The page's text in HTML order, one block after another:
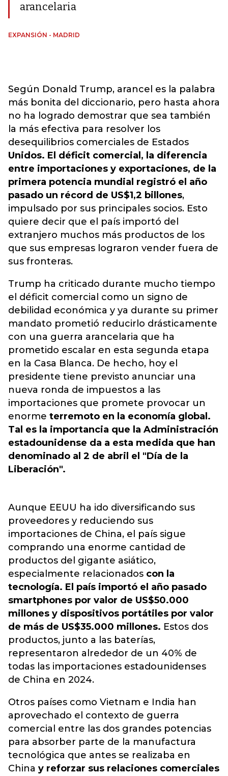
arancelaria
EXPANSIÓN - MADRID
Según Donald Trump, arancel es la palabra
más bonita del diccionario, pero hasta ahora
no ha logrado demostrar que sea también
la más efectiva para resolver los
desequilibrios comerciales de Estados
Unidos. El déficit comercial, la diferencia
entre importaciones y exportaciones, de la
primera potencia mundial registró el año
pasado un récord de US$1,2 billones,
impulsado por sus principales socios. Esto
quiere decir que el país importó del
extranjero muchos más productos de los
que sus empresas lograron vender fuera de
sus fronteras.
Trump ha criticado durante mucho tiempo
el déficit comercial como un signo de
debilidad económica y ya durante su primer
mandato prometió reducirlo drásticamente
con una guerra arancelaria que ha
prometido escalar en esta segunda etapa
en la Casa Blanca. De hecho, hoy el
presidente tiene previsto anunciar una
nueva ronda de impuestos a las
importaciones que promete provocar un
enorme terremoto en la economía global.
Tal es la importancia que la Administración
estadounidense da a esta medida que han
denominado al 2 de abril el "Día de la
Liberación".
Aunque EEUU ha ido diversificando sus
proveedores y reduciendo sus
importaciones de China, el país sigue
comprando una enorme cantidad de
productos del gigante asiático,
especialmente relacionados con la
tecnología. El país importó el año pasado
smartphones por valor de US$50.000
millones y dispositivos portátiles por valor
de más de US$35.000 millones. Estos dos
productos, junto a las baterías,
representaron alrededor de un 40% de
todas las importaciones estadounidenses
de China en 2024.
Otros países como Vietnam e India han
aprovechado el contexto de guerra
comercial entre las dos grandes potencias
para absorber parte de la manufactura
tecnológica que antes se realizaba en
China y reforzar sus relaciones comerciales